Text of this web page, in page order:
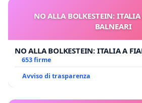
NO ALLA BOLKESTEIN:
BALNEARI
NO ALLA BOLKESTEIN: ITALIA A
653 firme
Avviso di trasparenza